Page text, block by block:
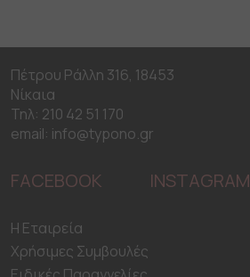
Πέτρου Ράλλη 316, 18453
Νίκαια
Τηλ: 210 42 51 170
email: info@typono.gr
FACEBOOK INSTAGRAM
H Εταιρεία
Χρήσιμες Συμβουλές